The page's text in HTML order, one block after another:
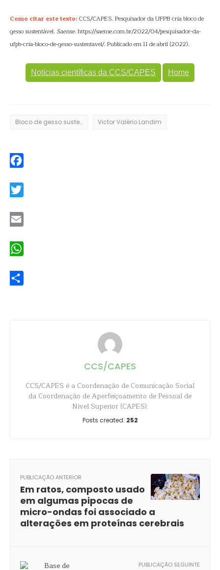
Como citar este texto: CCS/CAPES. Pesquisador da UFPB cria bloco de
gesso sustentável. Saense. https://saense.com.br/2022/04/pesquisador-da-
ufpb-cria-bloco-de-gesso-sustentavel/. Publicado em 11 de abril (2022).
Notícias científicas da CCS/CAPES Home
Bloco de gesso sustentável Victor Valério Landim
CCS/CAPES
CCS/CAPES é a Coordenação de Comunicação Social
da Coordenação de Aperfeiçoamento de Pessoal de
Nível Superior (CAPES).
Posts created: 252
PUBLICAÇÃO ANTERIOR
Em ratos, composto usado
em algumas pipocas de
micro-ondas foi associado a
alterações em proteínas cerebrais
PUBLICAÇÃO SEGUINTE